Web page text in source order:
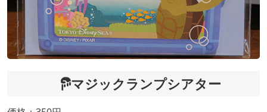
マジックランプシアター